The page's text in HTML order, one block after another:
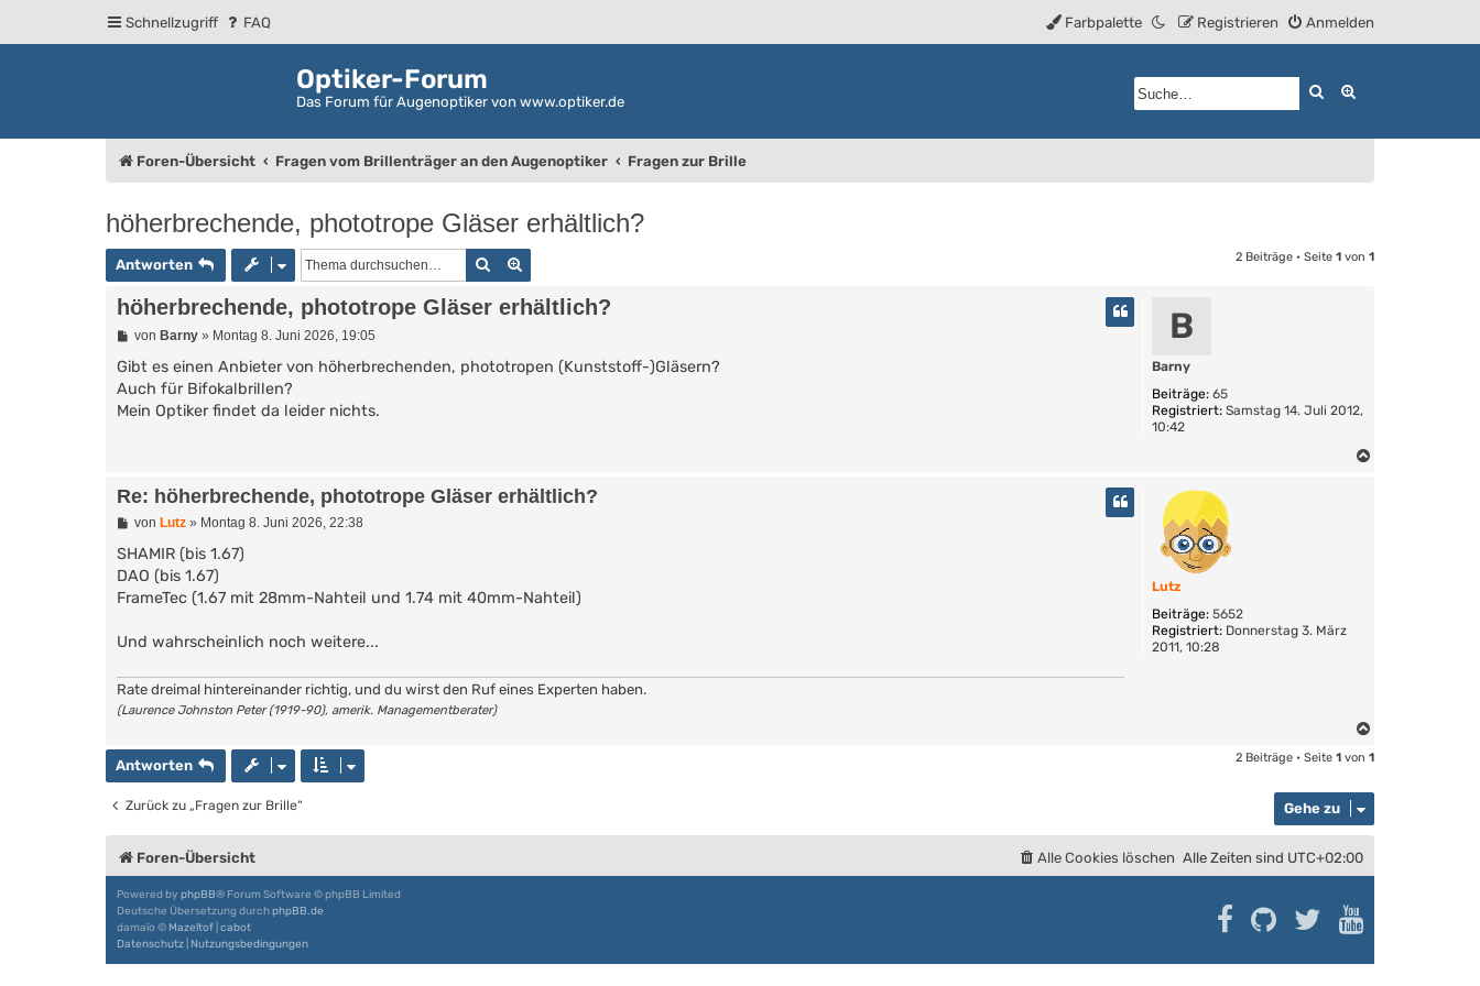
Schnellzugriff FAQ Anmelden
Registrieren
Farbpalette
Optiker-Forum
Das Forum für Augenoptiker von www.optiker.de
Suche
Foren-Übersicht Fragen vom Brillenträger an den Augenoptiker Fragen zur Brille
höherbrechende, phototrope Gläser erhältlich?
Antworten Suche 2 Beiträge • Seite 1 von 1
B
Barny
Beiträge: 65
Registriert: Samstag 14. Juli 2012,
10:42
höherbrechende, phototrope Gläser erhältlich?
B
i
r
a
von Barny» Montag 8. Juni 2026, 19:05
Gibt es einen Anbieter von höherbrechenden, phototropen (Kunststoff-)Gläsern?
Auch für Bifokalbrillen?
Mein Optiker findet da leider nichts.
Lutz
Beiträge: 5652
Registriert: Donnerstag 3. März
2011, 10:28
Re: höherbrechende, phototrope Gläser erhältlich?
B
i
t
r
a
von Lutz» Montag 8. Juni 2026, 22:38
SHAMIR (bis 1.67)
DAO (bis 1.67)
FrameTec (1.67 mit 28mm-Nahteil und 1.74 mit 40mm-Nahteil)
Und wahrscheinlich noch weitere...
Rate dreimal hintereinander richtig, und du wirst den Ruf eines Experten haben.
(Laurence Johnston Peter (1919-90), amerik. Managementberater)
b
Antworten 2 Beiträge • Seite 1 von 1
Zurück zu „Fragen zur Brille“ Gehe zu
Foren-Übersicht Alle Zeiten sind UTC+02:00
Alle Cookies löschen
Powered by phpBB® Forum Software © phpBB Limited
Deutsche Übersetzung durchphpBB.de
damaïo © Mazeltof cabot
Datenschutz Nutzungsbedingungen